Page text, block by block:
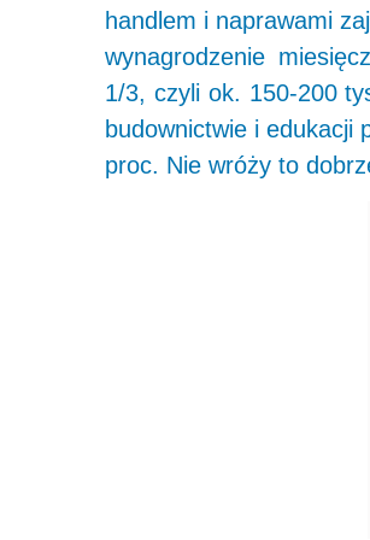
handlem i naprawami
wynagrodzenie
1/3, czyli ok. 150-200
budownictwie i edukacji
proc. Nie wróży to